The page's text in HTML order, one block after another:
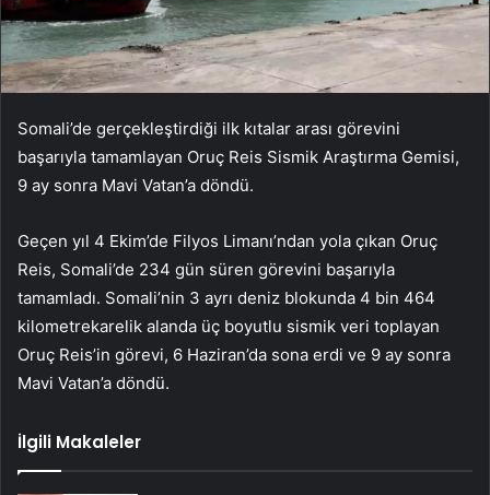
Somali’de gerçekleştirdiği ilk kıtalar arası görevini
başarıyla tamamlayan Oruç Reis Sismik Araştırma Gemisi,
9 ay sonra Mavi Vatan’a döndü.
Geçen yıl 4 Ekim’de Filyos Limanı’ndan yola çıkan Oruç
Reis, Somali’de 234 gün süren görevini başarıyla
tamamladı. Somali’nin 3 ayrı deniz blokunda 4 bin 464
kilometrekarelik alanda üç boyutlu sismik veri toplayan
Oruç Reis’in görevi, 6 Haziran’da sona erdi ve 9 ay sonra
Mavi Vatan’a döndü.
İlgili Makaleler